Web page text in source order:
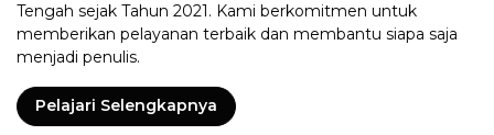
Tengah sejak Tahun 2021. Kami berkomitmen untuk
memberikan pelayanan terbaik dan membantu siapa saja
menjadi penulis.
Pelajari Selengkapnya